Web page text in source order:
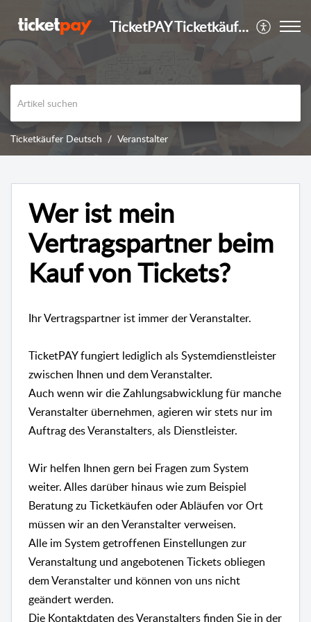
TicketPAY Ticketkäufer
Ticketkäufer Deutsch Veranstalter
Wer ist mein
Vertragspartner beim
Kauf von Tickets?
Ihr Vertragspartner ist immer der Veranstalter.
TicketPAY fungiert lediglich als Systemdienstleister
zwischen Ihnen und dem Veranstalter.
Auch wenn wir die Zahlungsabwicklung für manche
Veranstalter übernehmen, agieren wir stets nur im
Auftrag des Veranstalters, als Dienstleister.
Wir helfen Ihnen gern bei Fragen zum System
weiter. Alles darüber hinaus wie zum Beispiel
Beratung zu Ticketkäufen oder Abläufen vor Ort
müssen wir an den Veranstalter verweisen.
Alle im System getroffenen Einstellungen zur
Veranstaltung und angebotenen Tickets obliegen
dem Veranstalter und können von uns nicht
geändert werden.
Die Kontaktdaten des Veranstalters finden Sie in der